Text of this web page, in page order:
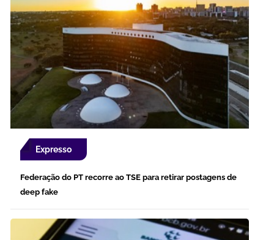
Expresso
Federação do PT recorre ao TSE para retirar postagens de
deep fake